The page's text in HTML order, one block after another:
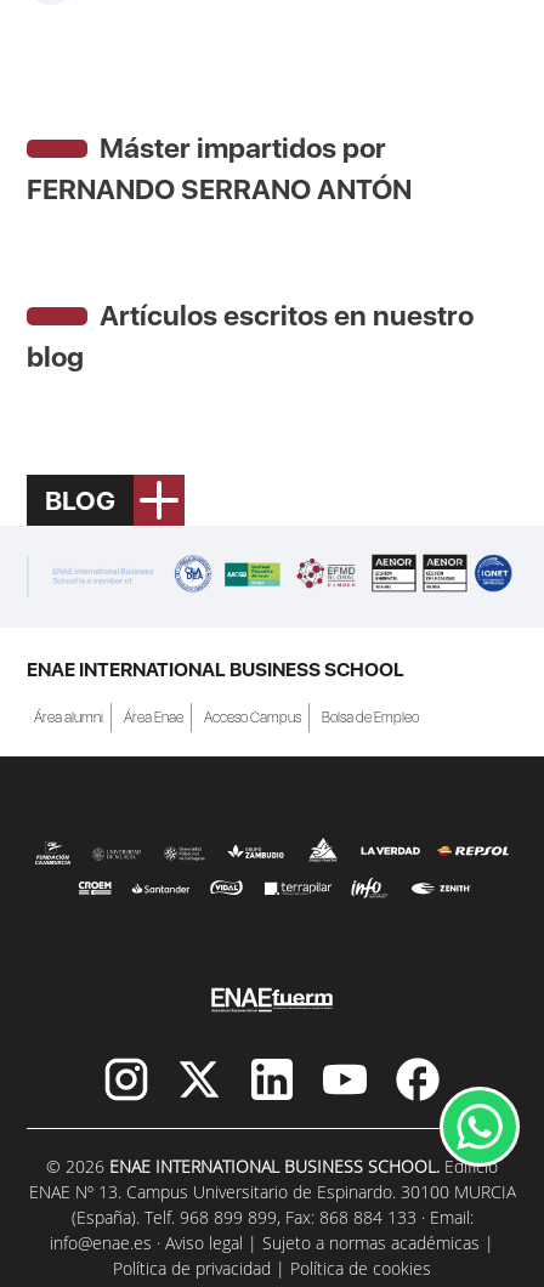
Máster impartidos por
FERNANDO SERRANO ANTÓN
Artículos escritos en nuestro
blog
BLOG
ENAE INTERNATIONAL BUSINESS SCHOOL
Área alumni Área Enae Acceso Campus Bolsa de Empleo
© 2026 ENAE INTERNATIONAL BUSINESS SCHOOL. Edificio
ENAE Nº 13. Campus Universitario de Espinardo. 30100 MURCIA
(España). Telf. 968 899 899, Fax: 868 884 133 · Email:
info@enae.es · Aviso legal | Sujeto a normas académicas |
Política de privacidad | Política de cookies